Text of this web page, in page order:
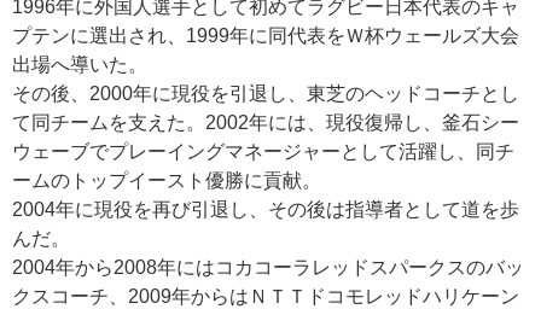
1996年に外国人選手として初めてラグビー日本代表のキャ
プテンに選出され、1999年に同代表をＷ杯ウェールズ大会
出場へ導いた。
その後、2000年に現役を引退し、東芝のヘッドコーチとし
て同チームを支えた。2002年には、現役復帰し、釜石シー
ウェーブでプレーイングマネージャーとして活躍し、同チ
ームのトップイースト優勝に貢献。
2004年に現役を再び引退し、その後は指導者として道を歩
んだ。
2004年から2008年にはコカコーラレッドスパークスのバッ
クスコーチ、2009年からはＮＴＴドコモレッドハリケーン